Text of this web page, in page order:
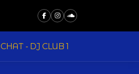
CHAT - DJ CLUB 1